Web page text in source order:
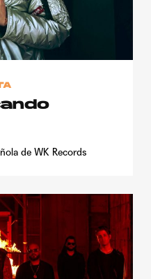
DE UMO agency. TODOS LOS
de WK Records